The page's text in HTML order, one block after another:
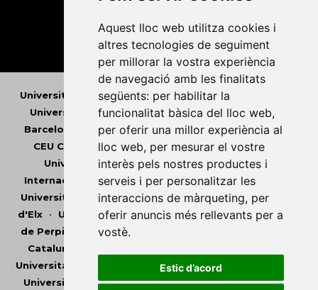
Aquest lloc web utilitza cookies i
altres tecnologies de seguiment
per millorar la vostra experiència
de navegació amb les finalitats
següents: per habilitar la
funcionalitat bàsica del lloc web,
per oferir una millor experiència al
lloc web, per mesurar el vostre
interès pels nostres productes i
serveis i per personalitzar les
interaccions de màrqueting, per
oferir anuncis més rellevants per a
vostè.
Estic d’acord
Universitat Abat Oliba CEU•Universitat d'Alacant
Universitat d'Andorra•Universitat Autònoma de
Barcelona
Universitat de Barcelona•Universitat
CEU Cardenal Herrera
•Universitat de Girona
Universitat de les Illes Balears•Universitat
Internacional de Catalunya •Universitat Jaume I
Universitat de Lleida•Universitat Miguel Hernández
d'Elx• Universitat Oberta de Catalunya•Universitat
de Perpinyà Via Domitia
Catalunya
Universitat Pompeu Fabra
•Universitat Ramon Llull
Universitat Rovira i Virgili•Universitat de Sàsser•